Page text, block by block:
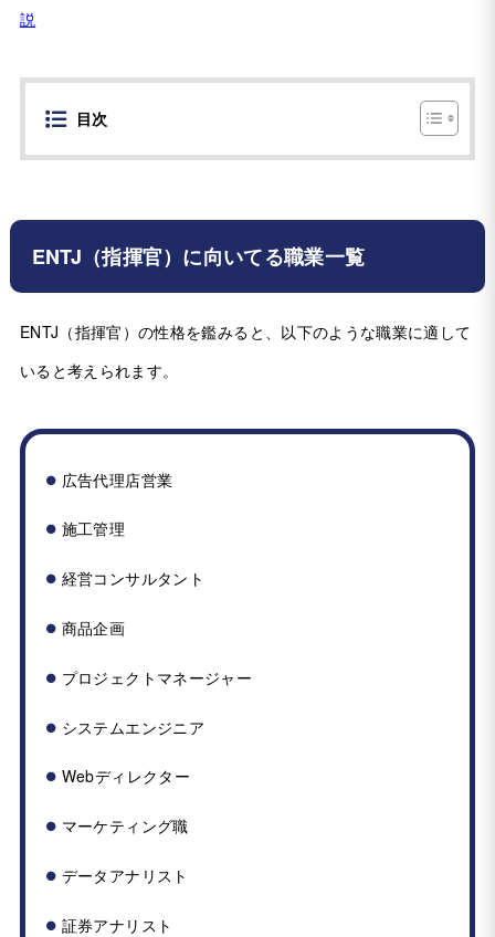
説
目次
ENTJ（指揮官）に向いてる職業一覧
ENTJ（指揮官）の性格を鑑みると、以下のような職業に適して
いると考えられます。
広告代理店営業
施工管理
経営コンサルタント
商品企画
プロジェクトマネージャー
システムエンジニア
Webディレクター
マーケティング職
データアナリスト
証券アナリスト